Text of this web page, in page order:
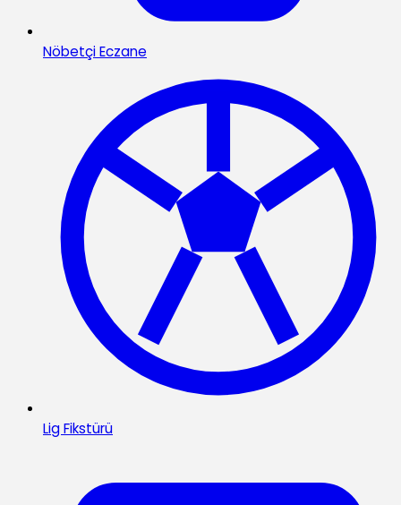
Nöbetçi Eczane
Lig Fikstürü